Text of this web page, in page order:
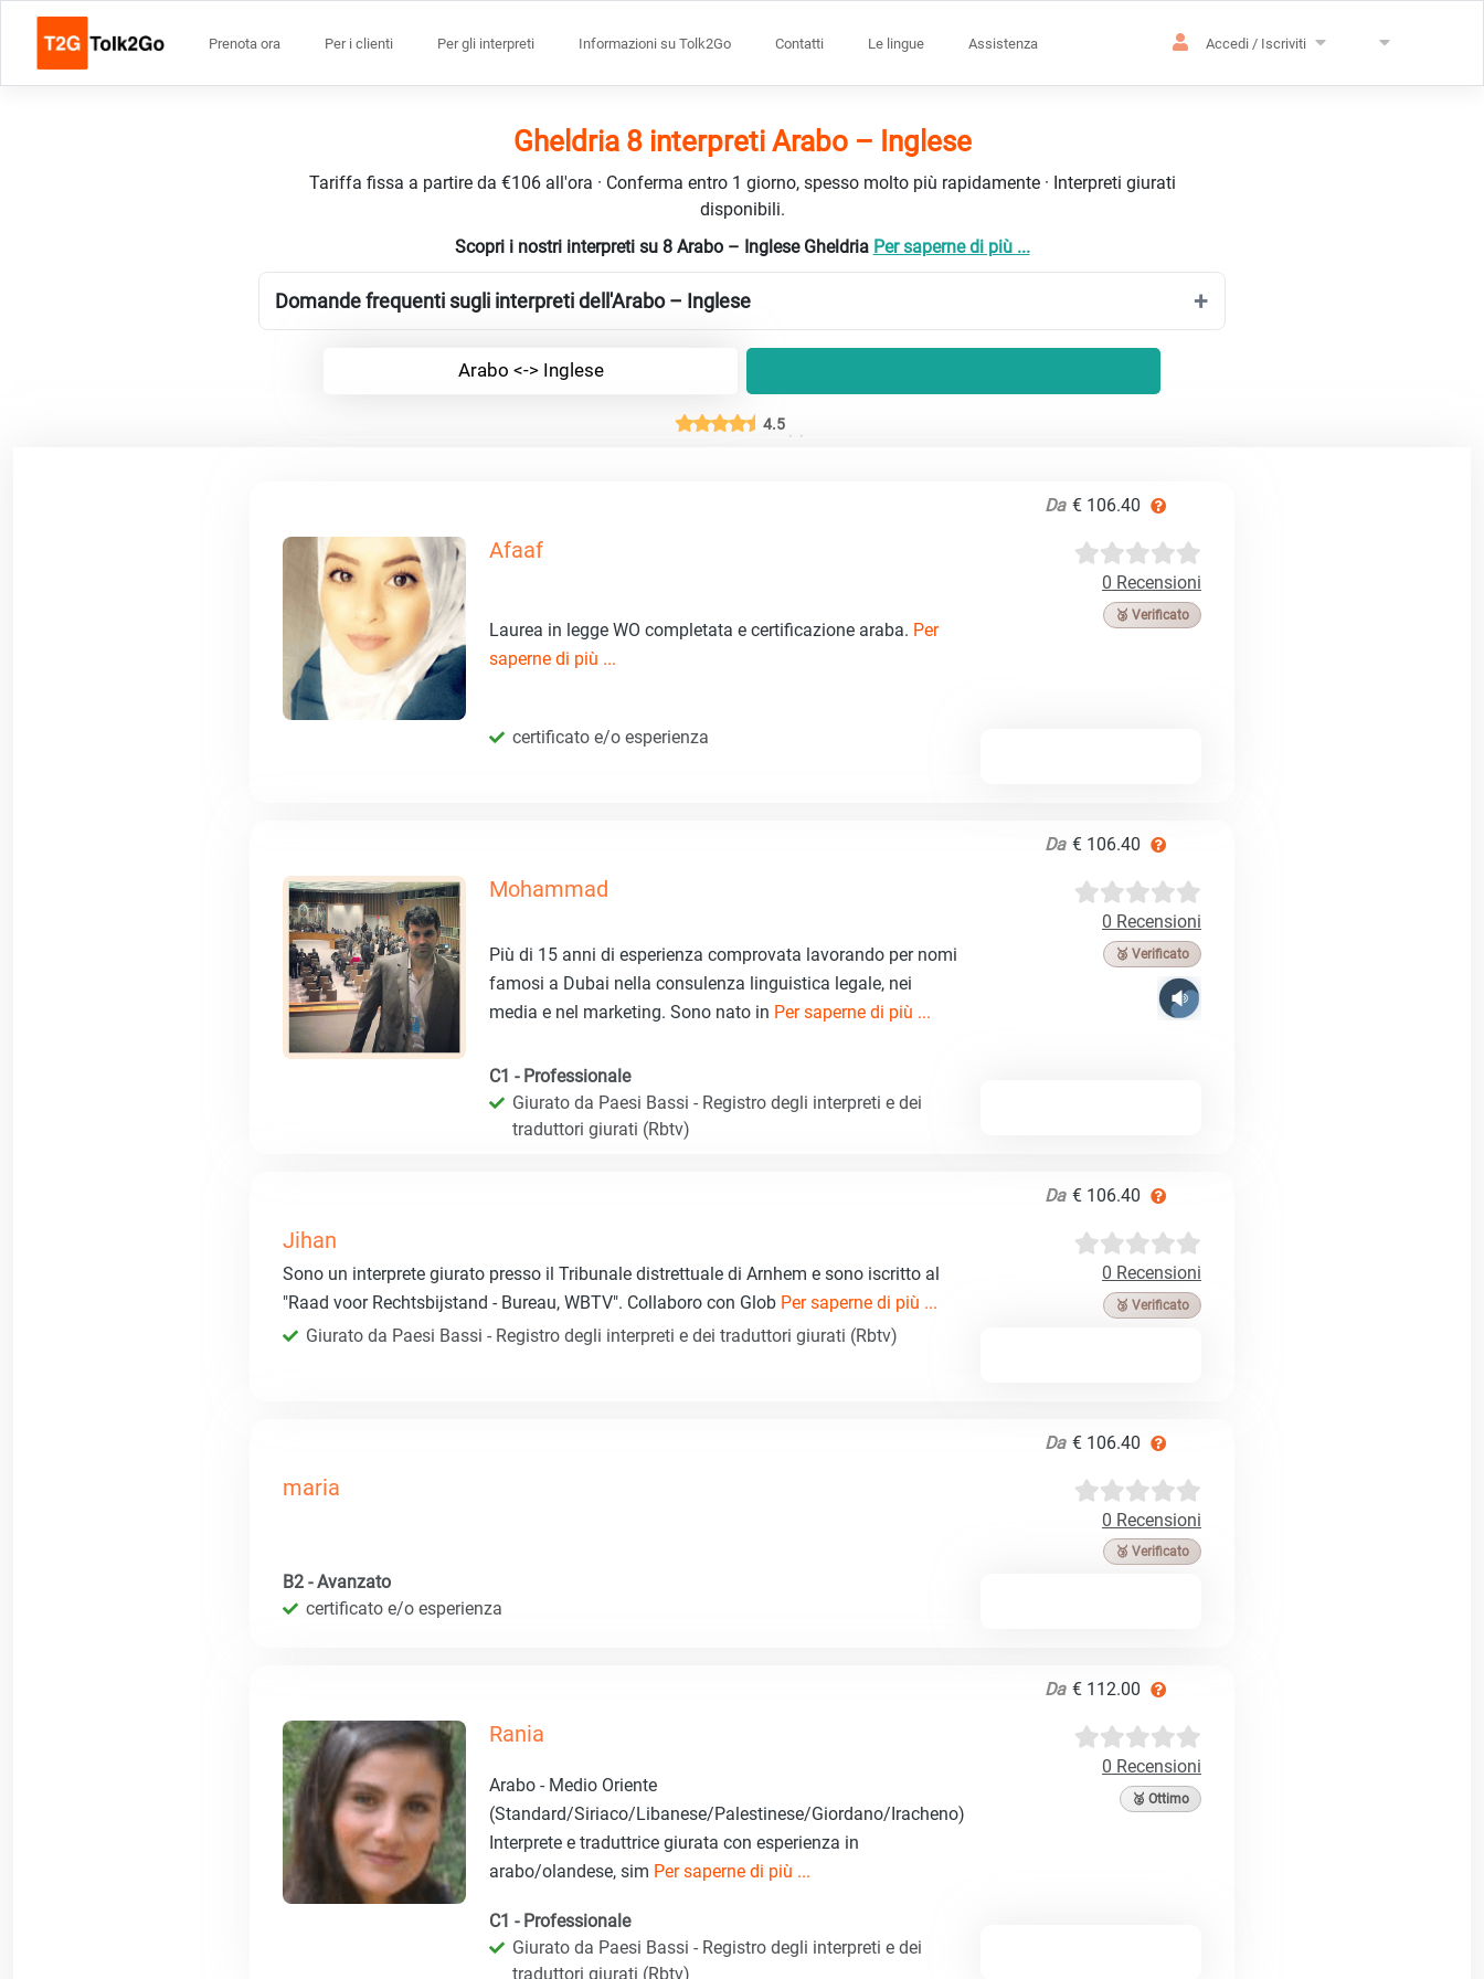
Prenota ora Per i clienti Per gli interpreti Informazioni su Tolk2Go Contatti Le lingue Assistenza Accedi / Iscriviti
Gheldria 8 interpreti Arabo – Inglese
Tariffa fissa a partire da €106 all'ora · Conferma entro 1 giorno, spesso molto più rapidamente · Interpreti giurati
disponibili.
Scopri i nostri interpreti su 8 Arabo – Inglese Gheldria Per saperne di più ...
Domande frequenti sugli interpreti dell'Arabo – Inglese
Arabo <-> Inglese
4.5
Da € 106.40
Afaaf
0 Recensioni
🥉 Verificato
Laurea in legge WO completata e certificazione araba. Per
saperne di più ...
certificato e/o esperienza
Da € 106.40
Mohammad
0 Recensioni
🥉 Verificato
Più di 15 anni di esperienza comprovata lavorando per nomi
famosi a Dubai nella consulenza linguistica legale, nei
media e nel marketing. Sono nato in Per saperne di più ...
C1 - Professionale
Giurato da Paesi Bassi - Registro degli interpreti e dei
traduttori giurati (Rbtv)
Da € 106.40
Jihan
0 Recensioni
🥉 Verificato
Sono un interprete giurato presso il Tribunale distrettuale di Arnhem e sono iscritto al
"Raad voor Rechtsbijstand - Bureau, WBTV". Collaboro con Glob Per saperne di più ...
Giurato da Paesi Bassi - Registro degli interpreti e dei traduttori giurati (Rbtv)
Da € 106.40
maria
0 Recensioni
🥉 Verificato
B2 - Avanzato
certificato e/o esperienza
Da € 112.00
Rania
0 Recensioni
🥈 Ottimo
Arabo - Medio Oriente
(Standard/Siriaco/Libanese/Palestinese/Giordano/Iracheno)
Interprete e traduttrice giurata con esperienza in
arabo/olandese, sim Per saperne di più ...
C1 - Professionale
Giurato da Paesi Bassi - Registro degli interpreti e dei
traduttori giurati (Rbtv)